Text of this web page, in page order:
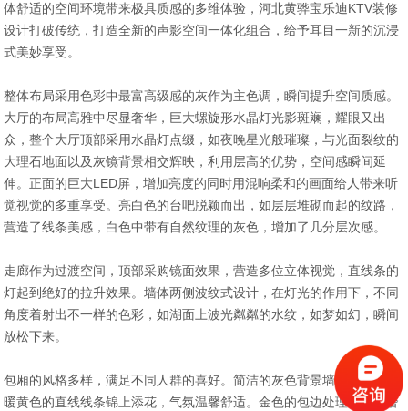
体舒适的空间环境带来极具质感的多维体验，河北黄骅宝乐迪KTV装修
设计打破传统，打造全新的声影空间一体化组合，给予耳目一新的沉浸
式美妙享受。
整体布局采用色彩中最富高级感的灰作为主色调，瞬间提升空间质感。
大厅的布局高雅中尽显奢华，巨大螺旋形水晶灯光影斑斓，耀眼又出
众，整个大厅顶部采用水晶灯点缀，如夜晚星光般璀璨，与光面裂纹的
大理石地面以及灰镜背景相交辉映，利用层高的优势，空间感瞬间延
伸。正面的巨大LED屏，增加亮度的同时用混响柔和的画面给人带来听
觉视觉的多重享受。亮白色的台吧脱颖而出，如层层堆砌而起的纹路，
营造了线条美感，白色中带有自然纹理的灰色，增加了几分层次感。
走廊作为过渡空间，顶部采购镜面效果，营造多位立体视觉，直线条的
灯起到绝好的拉升效果。墙体两侧波纹式设计，在灯光的作用下，不同
角度着射出不一样的色彩，如湖面上波光粼粼的水纹，如梦如幻，瞬间
放松下来。
包厢的风格多样，满足不同人群的喜好。简洁的灰色背景墙干净利落，
暖黄色的直线线条锦上添花，气氛温馨舒适。金色的包边处理，尽显奢